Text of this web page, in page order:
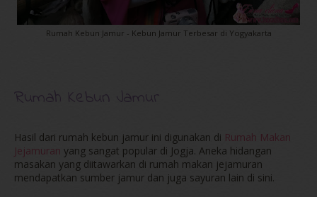
Rumah Kebun Jamur - Kebun Jamur Terbesar di Yogyakarta
Rumah Kebun Jamur
Hasil dari rumah kebun jamur ini digunakan di Rumah Makan
Jejamuran yang sangat popular di Jogja. Aneka hidangan
masakan yang diitawarkan di rumah makan jejamuran
mendapatkan sumber jamur dan juga sayuran lain di sini.